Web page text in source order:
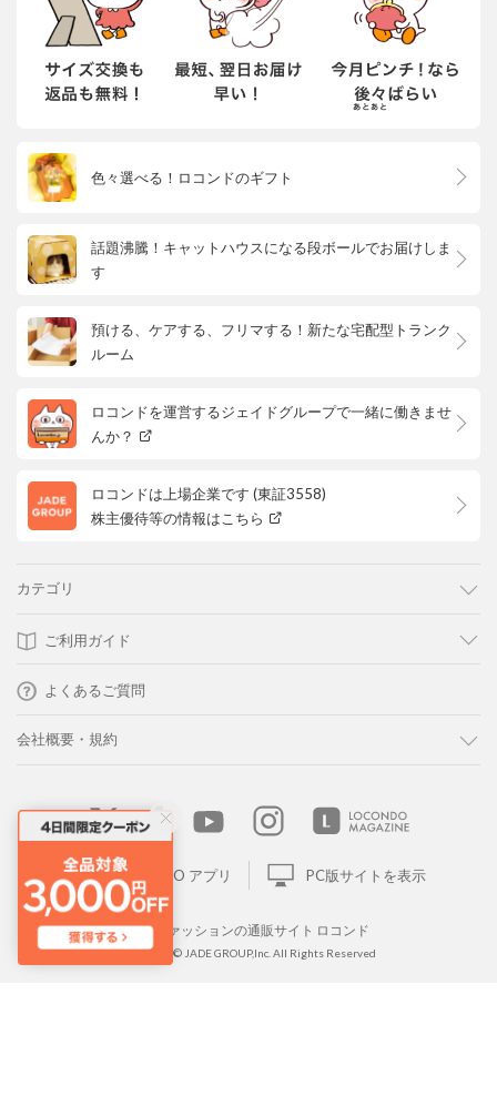
色々選べる！ロコンドのギフト
話題沸騰！キャットハウスになる段ボールでお届けしま
す
預ける、ケアする、フリマする！新たな宅配型トランク
ルーム
ロコンドを運営するジェイドグループで一緒に働きませ
んか？
ロコンドは上場企業です (東証3558)
株主優待等の情報はこちら
カテゴリ
ご利用ガイド
よくあるご質問
会社概要・規約
LOCONDO アプリ PC版サイトを表示
靴とファッションの通販サイト ロコンド
Copyright © JADE GROUP,Inc. All Rights Reserved